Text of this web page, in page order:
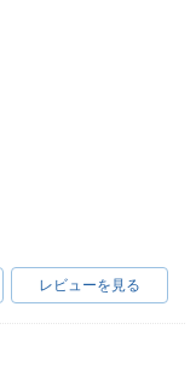
レビューを見る